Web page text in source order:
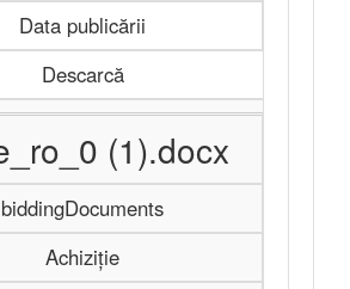
Data publicării
Descarcă
(1).docx
biddingDocuments
Achiziție